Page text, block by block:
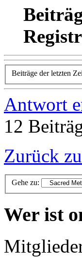
Beiträge der letzten
Antwort
12
Zurück
Gehe zu:
Wer ist